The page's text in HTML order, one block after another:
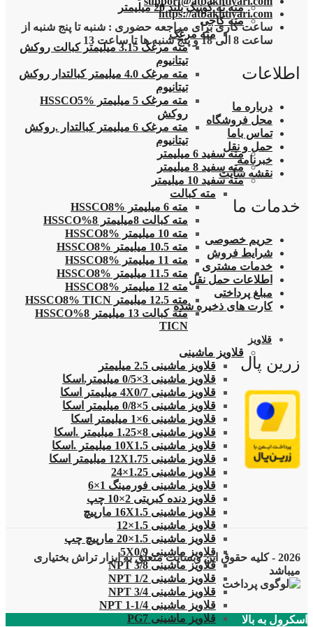
مته ته کونیک بلند 20 میلیمتر
مته کاجی
مته مرغک
مته مرغک 3.15 میلیمتر کبالت روکش
تیتانیوم
مته مرغک 4.0 میلیمتر کبالتدار روکش
تیتانیوم
مته مرغک 5 میلیمتر HSSCO5%
روکش
مته مرغک 6 میلیمتر کبالتدار .روکش
تیتانیوم
مته سفید 6 میلیمتر
مته سفید 8 میلیمتر
مته سفید 10 میلیمتر
مته کبالت
مته 6 میلیمتر HSSCO8%
مته کبالت 8میلیمتر 8%HSSCO
مته 10 میلیمتر HSSCO8%
مته 10.5 میلیمتر HSSCO8%
مته 11 میلیمتر HSSCO8%
مته 11.5 میلیمتر HSSCO8%
مته 12 میلیمتر HSSCO8%
مته 12.5 میلیمتر HSSCO8% TICN
مته کبالت 13 میلیمتر 8%HSSCO
TICN
قلاویز
قلاویز ماشینی
قلاویز ماشینی 2.5 میلیمتر
قلاویز ماشینی 3×0/5 میلیمتر.اسکا
قلاویز ماشینی 4X0/7 میلیمتر اسکا
قلاویز ماشینی 5×0/8 میلیمتر اسکا
قلاویز ماشینی 6×1 میلیمتر اسکا
قلاویز ماشینی 8×1.25 میلیمتر .اسکا
قلاویز ماشینی 10X1.5 میلیمتر .اسکا
قلاویز ماشینی 12X1.75 میلیمتر اسکا
قلاویز ماشینی 1.25×24
قلاویز ماشینی فورمینگ 1×6
قلاویز دنده کبریتی 2×10 چپ
قلاویز ماشینی 16X1.5 مارپیچ
قلاویز ماشینی 1.5×12
قلاویز ماشینی 1.5×20 مارپیچ چپ
قلاویز ماشینی 5X0/9
قلاویز ماشینی 3/8 NPT
قلاویز ماشینی 1/2 NPT
قلاویز ماشینی 3/4 NPT
قلاویز ماشینی 1/4-1 NPT
قلاویز ماشینی PG7
https://atbakhtiyari.com
ساعت کاری برای مراجعه حضوری : شنبه تا پنج شنبه از
ساعت 8 الی 18 و پنج شنبه ها تا ساعت 13
اطلاعات
درباره ما
محل فروشگاه
تماس باما
حمل و نقل
خبرنامه
نقشه سایت
خدمات ما
حریم خصوصی
شرایط فروش
خدمات مشتری
اطلاعات حمل نقل
مبلغ پرداختی
کارت های ذخیره شده
زرین پال
2026 - کلیه حقوق این وبسایت متعلق به ابزار تراش بختیاری
میباشد
اسکرول به بالا